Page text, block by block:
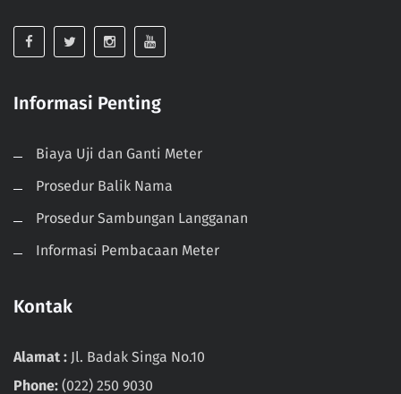
Informasi Penting
Biaya Uji dan Ganti Meter
Prosedur Balik Nama
Prosedur Sambungan Langganan
Informasi Pembacaan Meter
Kontak
Alamat : Jl. Badak Singa No.10
Phone: (022) 250 9030